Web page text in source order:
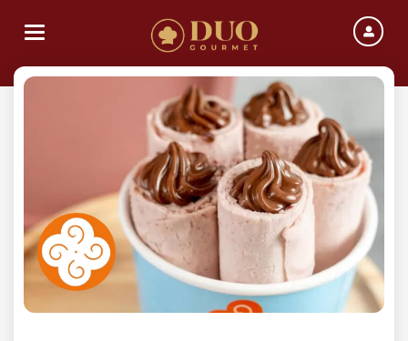
Toggle navigation